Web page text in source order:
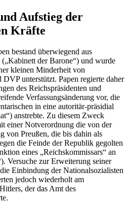
Aufstieg der
Kräfte
bestand überwiegend aus
der Barone“) und wurde
kleinen Minderheit von
unterstützt. Papen regierte daher
des Reichspräsidenten und
Verfassungsänderung vor, die
in eine autoritär-präsidial
anstrebte. Zu diesem Zweck
einer Notverordnung die von der
von Preußen, die bis dahin als
die Feinde der Republik gegolten
eines „Reichskommissars“ an
Versuche zur Erweiterung seiner
Einbindung der Nationalsozialisten
jedoch wiederholt am
der das Amt des